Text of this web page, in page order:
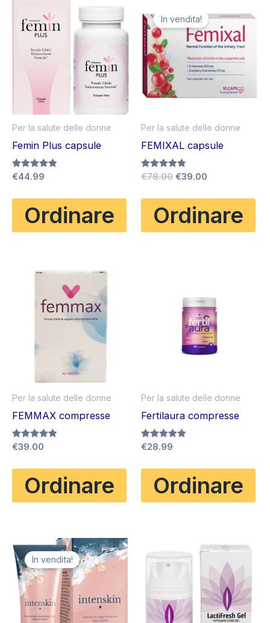
Per la salute delle donne
Femin Plus capsule
Valutato
€44.99
Ordinare
In vendita!
Per la salute delle donne
FEMIXAL capsule
Valutato
€78.00 Il
originale
era:
€78.00.
€39.00
attuale
è:
€39.00.
Ordinare
Per la salute delle donne
FEMMAX compresse
Valutato
€39.00
Ordinare
Per la salute delle donne
Fertilaura compresse
Valutato
€28.99
Ordinare
In vendita!